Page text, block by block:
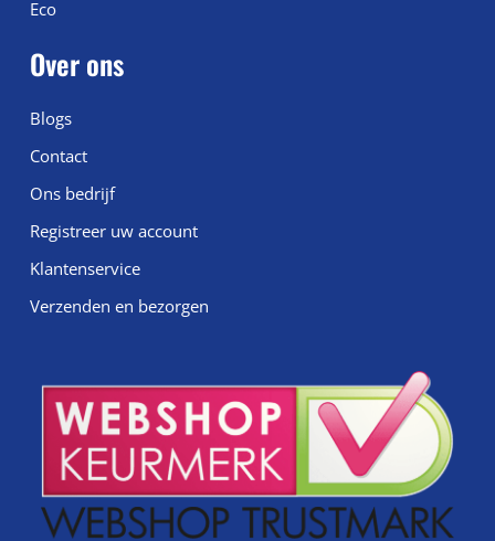
Eco
Over ons
Blogs
Contact
Ons bedrijf
Registreer uw account
Klantenservice
Verzenden en bezorgen